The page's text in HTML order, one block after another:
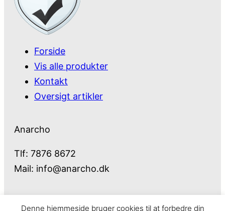
Forside
Vis alle produkter
Kontakt
Oversigt artikler
Anarcho
Tlf: 7876 8672
Mail: info@anarcho.dk
Denne hjemmeside bruger cookies til at forbedre din